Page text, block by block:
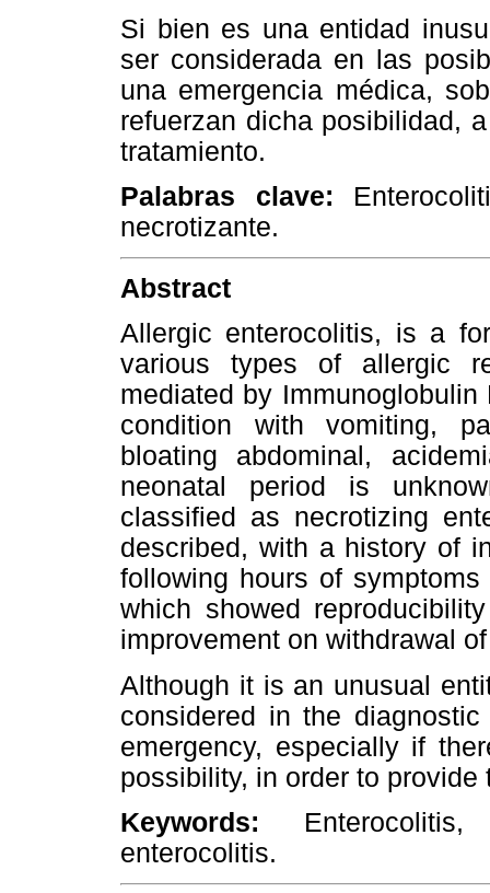
Si bien es una entidad
ser considerada en las
una emergencia médica,
refuerzan dicha posibilidad,
tratamiento.
Palabras clave:
necrotizante.
Abstract
Allergic enterocolitis, is a
various types of allergic
mediated by
condition with vomiting,
bloating abdominal,
neonatal period is
classified as necrotizing
described, with a history of
following hours of
which showed
improvement on withdrawal
Although it is an unusual
considered in the
emergency, especially if
possibility, in order to
Keywords: Enterocolitis,
enterocolitis.